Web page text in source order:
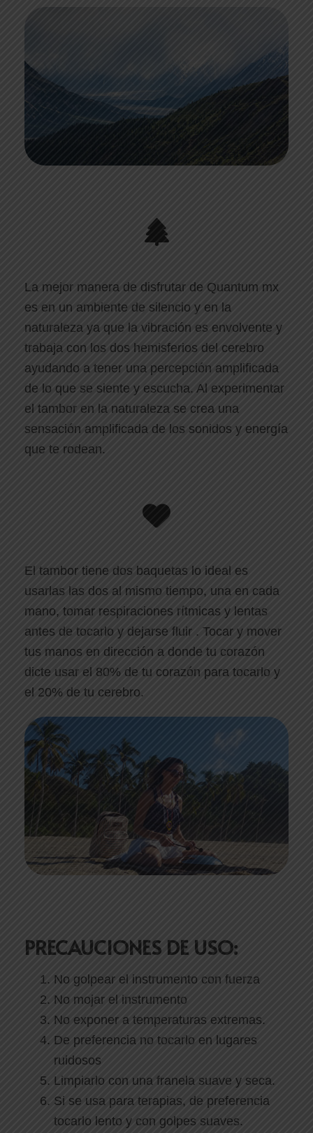
La mejor manera de disfrutar de Quantum mx
es en un ambiente de silencio y en la
naturaleza ya que la vibración es envolvente y
trabaja con los dos hemisferios del cerebro
ayudando a tener una percepción amplificada
de lo que se siente y escucha. Al experimentar
el tambor en la naturaleza se crea una
sensación amplificada de los sonidos y energía
que te rodean.
El tambor tiene dos baquetas lo ideal es
usarlas las dos al mismo tiempo, una en cada
mano, tomar respiraciones rítmicas y lentas
antes de tocarlo y dejarse fluir . Tocar y mover
tus manos en dirección a donde tu corazón
dicte usar el 80% de tu corazón para tocarlo y
el 20% de tu cerebro.
PRECAUCIONES DE USO:
No golpear el instrumento con fuerza
No mojar el instrumento
No exponer a temperaturas extremas.
De preferencia no tocarlo en lugares
ruidosos
Limpiarlo con una franela suave y seca.
Si se usa para terapias, de preferencia
tocarlo lento y con golpes suaves.